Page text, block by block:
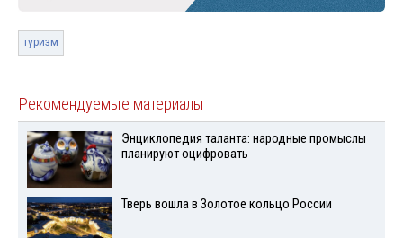
туризм
Рекомендуемые материалы
Энциклопедия таланта: народные промыслы
планируют оцифровать
Тверь вошла в Золотое кольцо России